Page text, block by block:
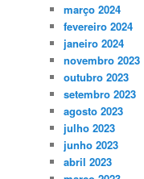
março 2024
fevereiro 2024
janeiro 2024
novembro 2023
outubro 2023
setembro 2023
agosto 2023
julho 2023
junho 2023
abril 2023